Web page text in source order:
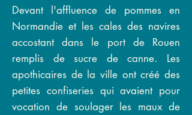
Devant l'affluence de pommes en
Normandie et les cales des navires
accostant dans le port de Rouen
remplis de sucre de canne. Les
apothicaires de la ville ont créé des
petites confiseries qui avaient pour
vocation de soulager les maux de